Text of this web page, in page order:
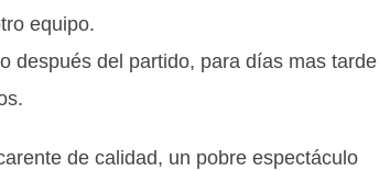
equipo.
después del partido, para días mas tarde
de calidad, un pobre espectáculo